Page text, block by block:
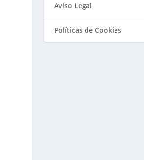
Aviso Legal
Políticas de Cookies